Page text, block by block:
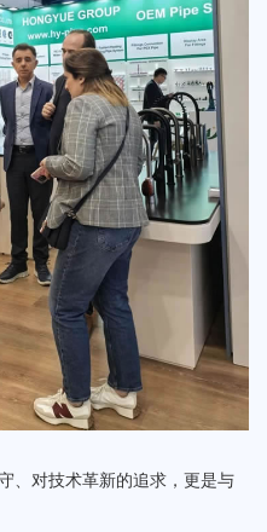
、对技术革新的追求，更是与